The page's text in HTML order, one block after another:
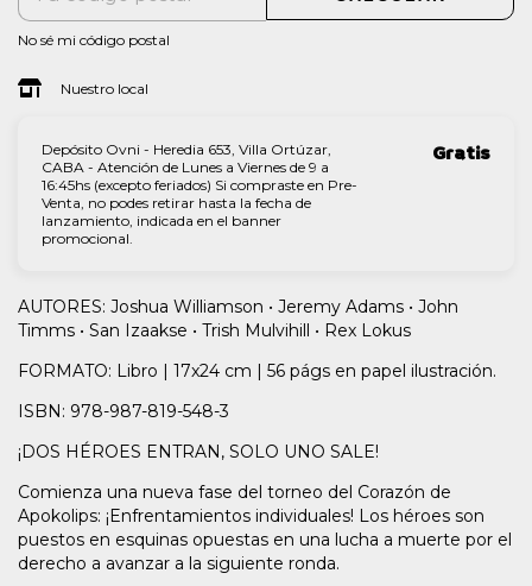
No sé mi código postal
Nuestro local
Depósito Ovni - Heredia 653, Villa Ortúzar,
CABA - Atención de Lunes a Viernes de 9 a
16:45hs (excepto feriados) Si compraste en Pre-
Venta, no podes retirar hasta la fecha de
lanzamiento, indicada en el banner
promocional.
Gratis
AUTORES: Joshua Williamson • Jeremy Adams • John
Timms • San Izaakse • Trish Mulvihill • Rex Lokus
FORMATO: Libro | 17x24 cm | 56 págs en papel ilustración.
ISBN: 978-987-819-548-3
¡DOS HÉROES ENTRAN, SOLO UNO SALE!
Comienza una nueva fase del torneo del Corazón de
Apokolips: ¡Enfrentamientos individuales! Los héroes son
puestos en esquinas opuestas en una lucha a muerte por el
derecho a avanzar a la siguiente ronda.